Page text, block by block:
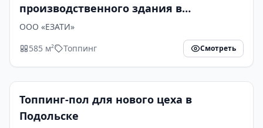
производственного здания в
Егорьевске
ООО «ЕЗАТИ»
585 м²
Топпинг Смотреть
Топпинг-пол для нового цеха в
Подольске